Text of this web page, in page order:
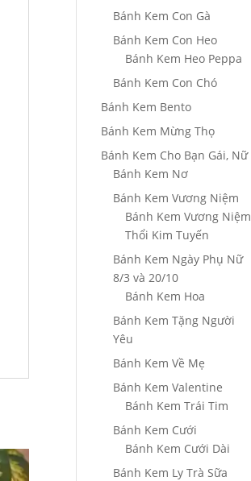
Bánh Kem Con Gà
Bánh Kem Con Heo
Bánh Kem Heo Peppa
Bánh Kem Con Chó
Bánh Kem Bento
Bánh Kem Mừng Thọ
Bánh Kem Cho Bạn Gái, Nữ
Bánh Kem Nơ
Bánh Kem Vương Niệm
Bánh Kem Vương Niệm
Thổi Kim Tuyến
Bánh Kem Ngày Phụ Nữ
8/3 và 20/10
Bánh Kem Hoa
Bánh Kem Tặng Người
Yêu
Bánh Kem Về Mẹ
Bánh Kem Valentine
Bánh Kem Trái Tim
Bánh Kem Cưới
Bánh Kem Cưới Dài
Bánh Kem Ly Trà Sữa